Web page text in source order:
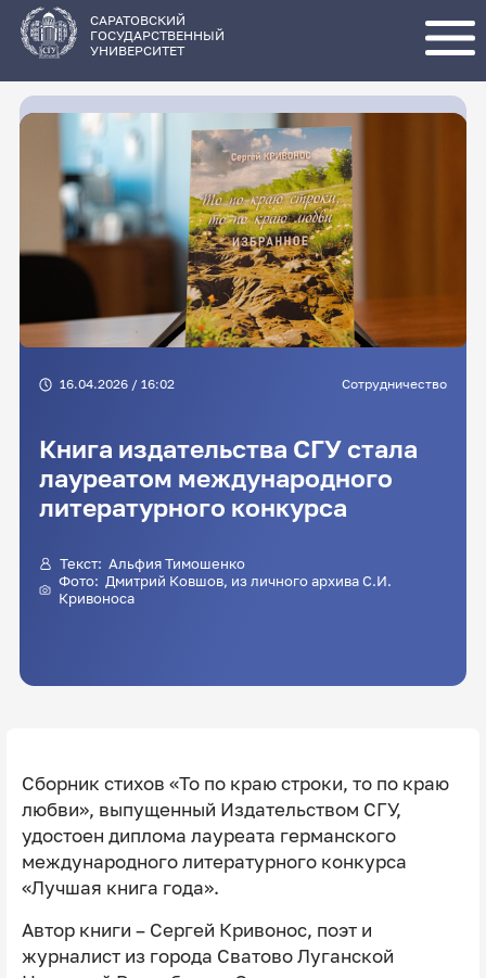
основному
содержанию
САРАТОВСКИЙ
ГОСУДАРСТВЕННЫЙ
УНИВЕРСИТЕТ
16.04.2026 / 16:02 Сотрудничество
Книга издательства СГУ стала
лауреатом международного
литературного конкурса
Текст: Альфия Тимошенко
Фото: Дмитрий Ковшов, из личного архива С.И.
Кривоноса
Сборник стихов «То по краю строки, то по краю
любви», выпущенный Издательством СГУ,
удостоен диплома лауреата германского
международного литературного конкурса
«Лучшая книга года».
Автор книги – Сергей Кривонос, поэт и
журналист из города Сватово Луганской